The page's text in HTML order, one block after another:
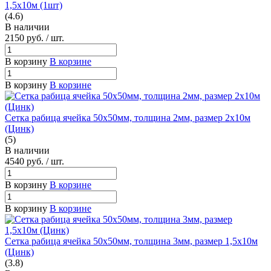
1,5х10м (1шт)
(4.6)
В наличии
2150 руб. / шт.
В корзину В корзине
В корзину В корзине
Сетка рабица ячейка 50х50мм, толщина 2мм, размер 2х10м
(Цинк)
(5)
В наличии
4540 руб. / шт.
В корзину В корзине
В корзину В корзине
Сетка рабица ячейка 50х50мм, толщина 3мм, размер 1,5х10м
(Цинк)
(3.8)